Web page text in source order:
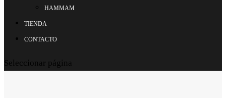
HAMMAM
TIENDA
CONTACTO
Seleccionar página